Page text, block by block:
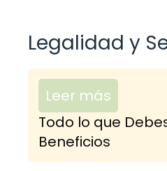
Legalidad y
Leer más
Todo lo que
Beneficios